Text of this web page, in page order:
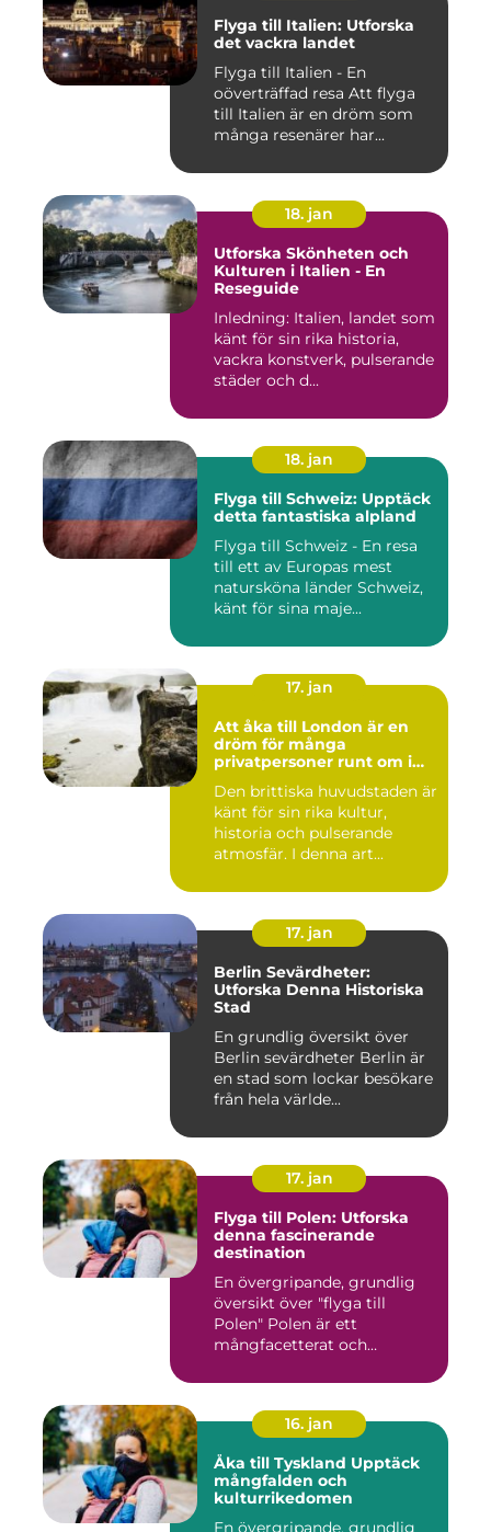
Flyga till Italien: Utforska
det vackra landet
Flyga till Italien - En
oöverträffad resa Att flyga
till Italien är en dröm som
många resenärer har...
18. jan
Utforska Skönheten och
Kulturen i Italien - En
Reseguide
Inledning: Italien, landet som
känt för sin rika historia,
vackra konstverk, pulserande
städer och d...
18. jan
Flyga till Schweiz: Upptäck
detta fantastiska alpland
Flyga till Schweiz - En resa
till ett av Europas mest
natursköna länder Schweiz,
känt för sina maje...
17. jan
Att åka till London är en
dröm för många
privatpersoner runt om i
Den brittiska huvudstaden är
känt för sin rika kultur,
historia och pulserande
atmosfär. I denna art...
17. jan
Berlin Sevärdheter:
Utforska Denna Historiska
Stad
En grundlig översikt över
Berlin sevärdheter Berlin är
en stad som lockar besökare
från hela världe...
17. jan
Flyga till Polen: Utforska
denna fascinerande
destination
En övergripande, grundlig
översikt över "flyga till
Polen" Polen är ett
mångfacetterat och
16. jan
Åka till Tyskland Upptäck
mångfalden och
kulturrikedomen
En övergripande, grundlig